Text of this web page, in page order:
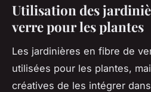
Utilisation des
verre pour les plantes
Les jardinières en fibre de
utilisées pour les plantes,
créatives de les intégrer